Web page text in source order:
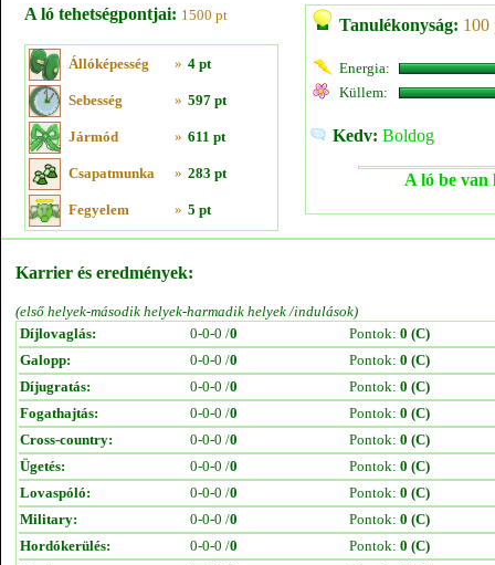
A ló tehetségpontjai: 1500 pt
Állóképesség » 4 pt
Sebesség » 597 pt
Jármód » 611 pt
Csapatmunka » 283 pt
Fegyelem » 5 pt
Tanulékonyság: 100
Energia:
Küllem:
Kedv: Boldog
A ló be van
Karrier és eredmények:
(első helyek-második helyek-harmadik helyek /indulások)
Díjlovaglás:
0-0-0 /0 Pontok: 0 (C)
Galopp:
0-0-0 /0 Pontok: 0 (C)
Díjugratás:
0-0-0 /0 Pontok: 0 (C)
Fogathajtás:
0-0-0 /0 Pontok: 0 (C)
Cross-country:
0-0-0 /0 Pontok: 0 (C)
Ügetés:
0-0-0 /0 Pontok: 0 (C)
Lovaspóló:
0-0-0 /0 Pontok: 0 (C)
Military:
0-0-0 /0 Pontok: 0 (C)
Hordókerülés:
0-0-0 /0 Pontok: 0 (C)